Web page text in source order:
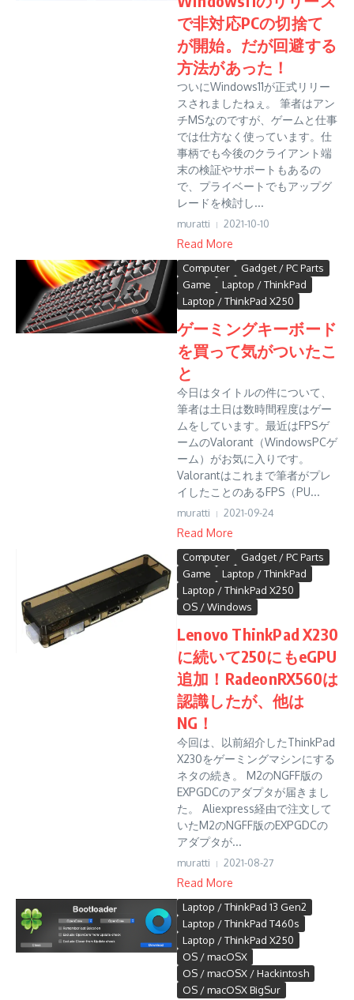
で非対応PCの切捨て
が開始。だが回避する
方法があった！
ついにWindows11が正式リリー
スされましたねぇ。 筆者はアン
チMSなのですが、ゲームと仕事
では仕方なく使っています。仕
事柄でも今後のクライアント端
末の検証やサポートもあるの
で、プライベートでもアップグ
レードを検討し...
muratti 2021-10-10
Read More
Computer
Gadget / PC Parts
Game
Laptop / ThinkPad
Laptop / ThinkPad X250
ゲーミングキーボード
を買って気がついたこ
と
今日はタイトルの件について、
筆者は土日は数時間程度はゲー
ムをしています。最近はFPSゲ
ームのValorant（WindowsPCゲ
ーム）がお気に入りです。
Valorantはこれまで筆者がプレ
イしたことのあるFPS（PU...
muratti 2021-09-24
Read More
Computer
Gadget / PC Parts
Game
Laptop / ThinkPad
Laptop / ThinkPad X250
OS / Windows
Lenovo ThinkPad X230
に続いて250にもeGPU
追加！RadeonRX560は
認識したが、他は
NG！
今回は、以前紹介したThinkPad
X230をゲーミングマシンにする
ネタの続き。 M2のNGFF版の
EXPGDCのアダプタが届きまし
た。 Aliexpress経由で注文して
いたM2のNGFF版のEXPGDCの
アダプタが...
muratti 2021-08-27
Read More
Laptop / ThinkPad 13 Gen2
Laptop / ThinkPad T460s
Laptop / ThinkPad X250
OS / macOSX
OS / macOSX / Hackintosh
OS / macOSX BigSur